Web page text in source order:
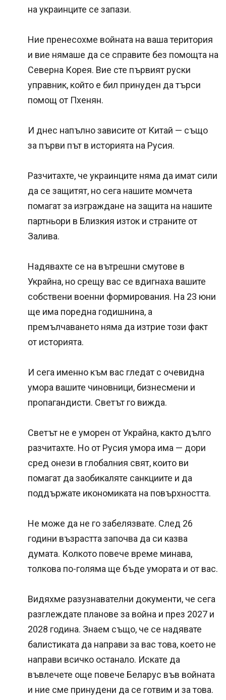
на украинците се запази.
Ние пренесохме войната на ваша територия
и вие нямаше да се справите без помощта на
Северна Корея. Вие сте първият руски
управник, който е бил принуден да търси
помощ от Пхенян.
И днес напълно зависите от Китай — също
за първи път в историята на Русия.
Разчитахте, че украинците няма да имат сили
да се защитят, но сега нашите момчета
помагат за изграждане на защита на нашите
партньори в Близкия изток и страните от
Залива.
Надявахте се на вътрешни смутове в
Украйна, но срещу вас се вдигнаха вашите
собствени военни формирования. На 23 юни
ще има поредна годишнина, а
премълчаването няма да изтрие този факт
от историята.
И сега именно към вас гледат с очевидна
умора вашите чиновници, бизнесмени и
пропагандисти. Светът го вижда.
Светът не е уморен от Украйна, както дълго
разчитахте. Но от Русия умора има — дори
сред онези в глобалния свят, които ви
помагат да заобикаляте санкциите и да
поддържате икономиката на повърхността.
Не може да не го забелязвате. След 26
години възрастта започва да си казва
думата. Колкото повече време минава,
толкова по-голяма ще бъде умората и от вас.
Видяхме разузнавателни документи, че сега
разглеждате планове за война и през 2027 и
2028 година. Знаем също, че се надявате
балистиката да направи за вас това, което не
направи всичко останало. Искате да
въвлечете още повече Беларус във войната
и ние сме принудени да се готвим и за това.